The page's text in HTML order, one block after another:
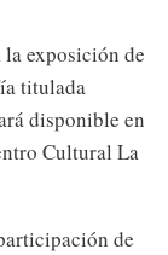
exposición de
titulada
disponible en
Cultural La
de